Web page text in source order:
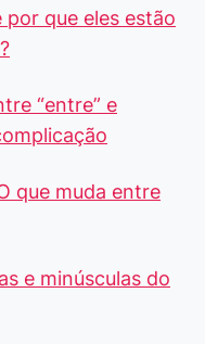
por que eles estão
“entre” e
que muda entre
e minúsculas do